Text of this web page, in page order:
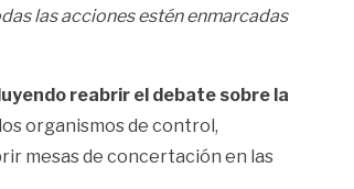
las acciones estén enmarcadas
reabrir el debate sobre la
organismos de control,
mesas de concertación en las